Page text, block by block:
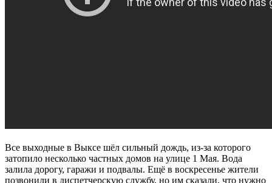
Все выходные в Выксе шёл сильный дождь, из-за которого
затопило несколько частных домов на улице 1 Мая. Вода
залила дорогу, гаражи и подвалы. Ещё в воскресенье жители
позвонили в диспетчерскую службу, но им сказали, что нужно